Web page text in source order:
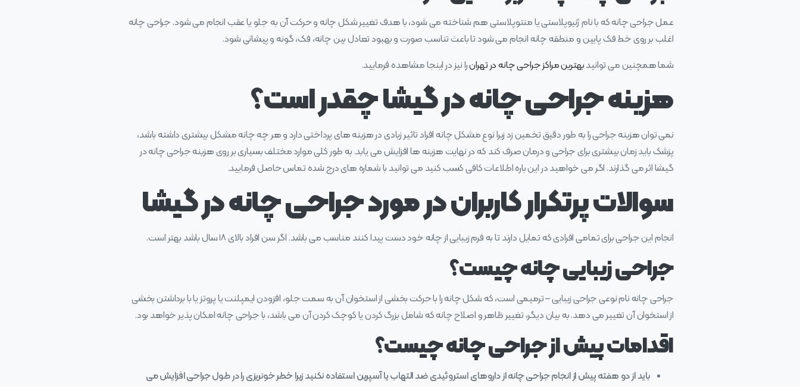
عمل جراحی چانه که با نام ژنیوپلاستی یا منتوپلاستی هم شناخته می شود، با هدف تغییر شکل چانه و حرکت آن به جلو یا عقب انجام می شود. جراحی چانه
اغلب بر روی خط فک پایین و منطقه چانه انجام می شود تا باعث تناسب صورت و بهبود تعادل بین چانه، فک، گونه و پیشانی شود.
شما همچنین می توانیدبهترین مراکز جراحی چانه در تهرانرا نیز در اینجا مشاهده فرمایید.
هزینه جراحی چانه در گیشا چقدر است؟
نمی توان هزینه جراحی را به طور دقیق تخمین زد زیرا نوع مشکل چانه افراد تاثیر زیادی در هزینه های پرداختی دارد و هر چه چانه مشکل بیشتری داشته باشد،
پزشک باید زمان بیشتری برای جراحی و درمان صرف کند که در نهایت هزینه ها افزایش می یابد. به طور کلی موارد مختلف بسیاری بر روی هزینه جراحی چانه در
گیشا اثر می گذارند. اگر می خواهید در این باره اطلاعات کافی کسب کنید می توانید با شماره های درج شده تماس حاصل فرمایید.
سوالات پرتکرار کاربران در مورد جراحی چانه در گیشا
انجام این جراحی برای تمامی افرادی که تمایل دارند تا به فرم زیبایی از چانه خود دست پیدا کنند مناسب می‌ باشد. اگر سن افراد بالای ۱۸ سال باشد بهتر است.
جراحی زیبایی چانه چیست؟
جراحی چانه نام نوعی جراحی زیبایی – ترمیمی است، که شکل چانه را با حرکت بخشی از استخوان آن به سمت جلو، افزودن ایمپلنت یا پروتز یا با برداشتن بخشی
از استخوان آن تغییر می دهد. به بیان دیگر، تغییر ظاهر و اصلاح چانه که شامل بزرگ کردن یا کوچک کردن آن می باشد، با جراحی چانه امکان پذیر خواهد بود.
اقدامات پیش از جراحی چانه چیست؟
باید از دو هفته پیش از انجام جراحی چانه از داروهای استروئیدی ضد التهاب یا آسپرین استفاده نکنید زیرا خطر خونریزی را در طول جراحی افزایش می